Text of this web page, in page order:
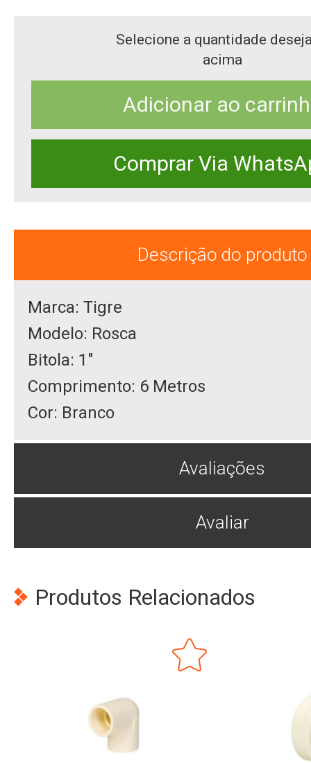
Selecione a quantidade
acima
Adicionar ao
Comprar Via
Descrição do produto
Marca: Tigre
Modelo: Rosca
Bitola: 1"
Comprimento: 6 Metros
Cor: Branco
Avaliações
Avaliar
Produtos Relacionados